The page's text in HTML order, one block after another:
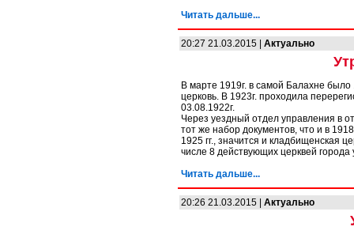
Читать дальше...
20:27 21.03.2015 | Актуально
В марте 1919г. в самой Балахне
церковь. В 1923г. проходила
03.08.1922г.
Через уездный отдел управления в
тот же набор документов, что и в
1925 гг., значится и кладбищенская
числе 8 действующих церквей
Читать дальше...
20:26 21.03.2015 | Актуально